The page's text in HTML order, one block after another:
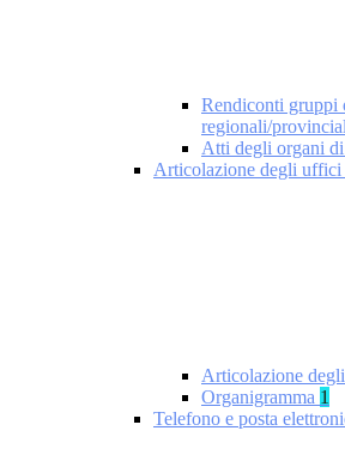
Rendiconti gruppi
regionali/
Atti degli organi
Articolazione degli uffici
Articolazione
Organigramma 1
Telefono e posta